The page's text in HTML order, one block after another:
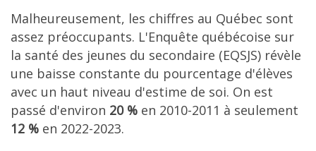
Malheureusement, les chiffres au Québec sont
assez préoccupants. L'Enquête québécoise sur
la santé des jeunes du secondaire (EQSJS) révèle
une baisse constante du pourcentage d'élèves
avec un haut niveau d'estime de soi. On est
passé d'environ 20 % en 2010-2011 à seulement
12 % en 2022-2023.